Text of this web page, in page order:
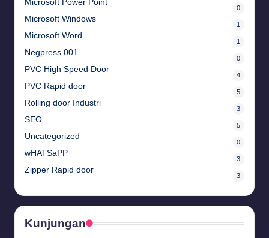
Microsoft Power Point
0
Microsoft Windows
1
Microsoft Word
1
Negpress 001
0
PVC High Speed Door
4
PVC Rapid door
5
Rolling door Industri
3
SEO
5
Uncategorized
0
wHATSaPP
3
Zipper Rapid door
3
Kunjungan